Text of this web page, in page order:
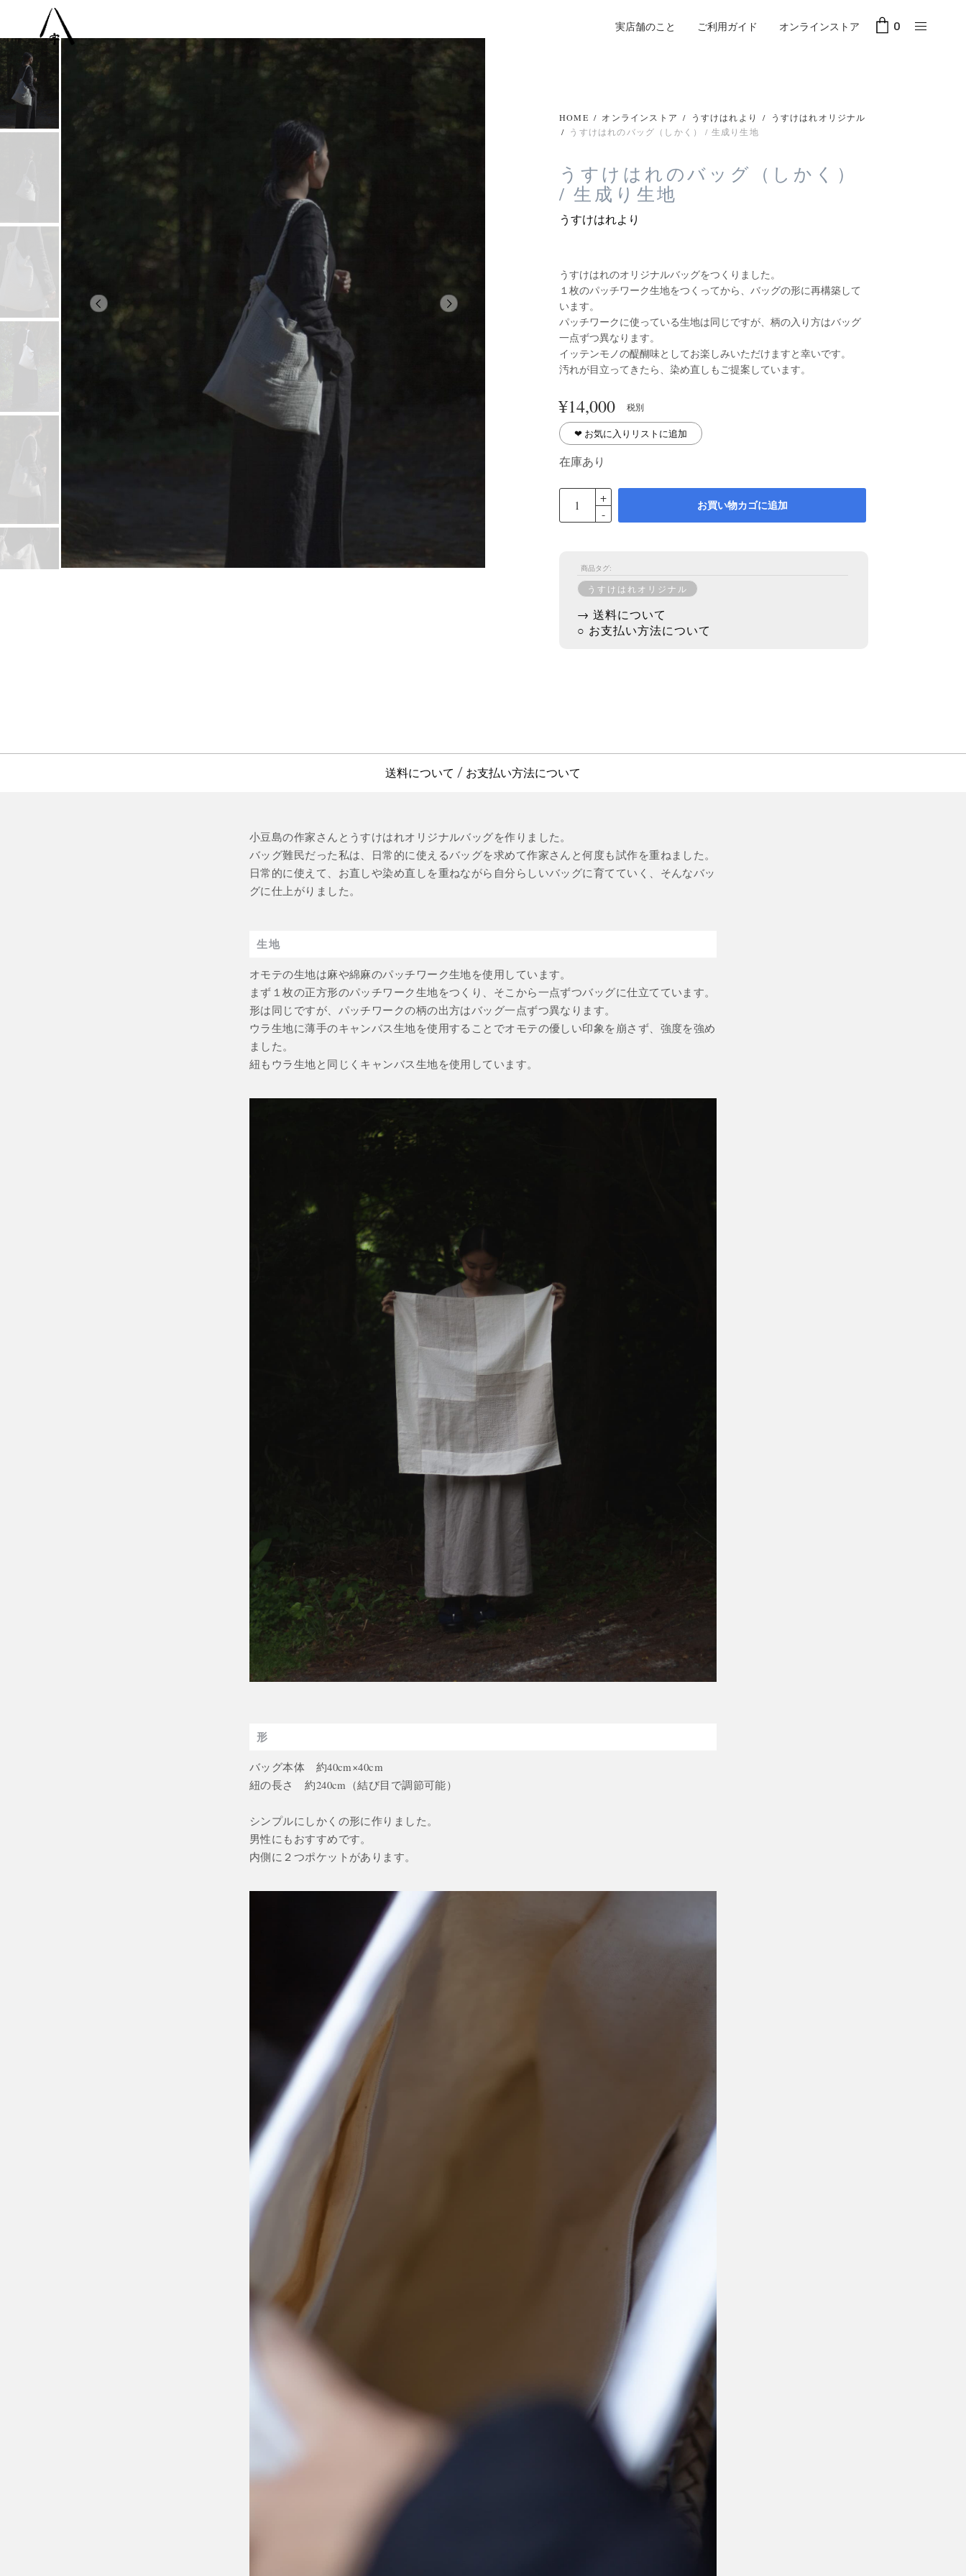
実店舗のこと ご利用ガイド オンラインストア 0
HOME / オンラインストア / うすけはれより /
うすけはれオリジナル
/ うすけはれのバッグ（しかく） / 生成り生地
うすけはれのバッグ（しかく）
/ 生成り生地
うすけはれより
うすけはれのオリジナルバッグをつくりました。
１枚のパッチワーク生地をつくってから、バッグの形に再構築して
います。
パッチワークに使っている生地は同じですが、柄の入り方はバッグ
一点ずつ異なります。
イッテンモノの醍醐味としてお楽しみいただけますと幸いです。
汚れが目立ってきたら、染め直しもご提案しています。
¥14,000 税別
❤︎ お気に入りリストに追加
在庫あり
お買い物カゴに追加
商品タグ:
うすけはれオリジナル
→ 送料について
○ お支払い方法について
送料について / お支払い方法について
小豆島の作家さんとうすけはれオリジナルバッグを作りました。
バッグ難民だった私は、日常的に使えるバッグを求めて作家さんと何度も試作を重ねました。
日常的に使えて、お直しや染め直しを重ねながら自分らしいバッグに育てていく、そんなバッ
グに仕上がりました。
生地
オモテの生地は麻や綿麻のパッチワーク生地を使用しています。
まず１枚の正方形のパッチワーク生地をつくり、そこから一点ずつバッグに仕立てています。
形は同じですが、パッチワークの柄の出方はバッグ一点ずつ異なります。
ウラ生地に薄手のキャンバス生地を使用することでオモテの優しい印象を崩さず、強度を強め
ました。
紐もウラ生地と同じくキャンバス生地を使用しています。
形
バッグ本体 約40cm×40cm
紐の長さ 約240cm（結び目で調節可能）
シンプルにしかくの形に作りました。
男性にもおすすめです。
内側に２つポケットがあります。